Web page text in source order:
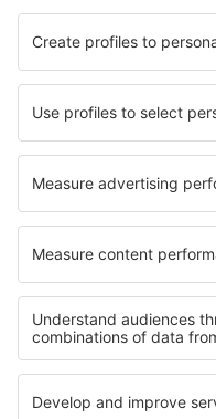
Aerolíneas
Ryanair
Vueling
Iberia
Air Europa
Wizz Air
Sobre eSky
Términos y condiciones
Mis reservas
Política de privacidad
Asistencia y contacto